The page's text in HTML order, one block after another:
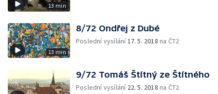
13 min
13 min
8/72 Ondřej z Dubé
Poslední vysílání17. 5. 2018 na ČT2
9/72 Tomáš Štítný ze Štítného
Poslední vysílání 22. 5. 2018 na ČT2